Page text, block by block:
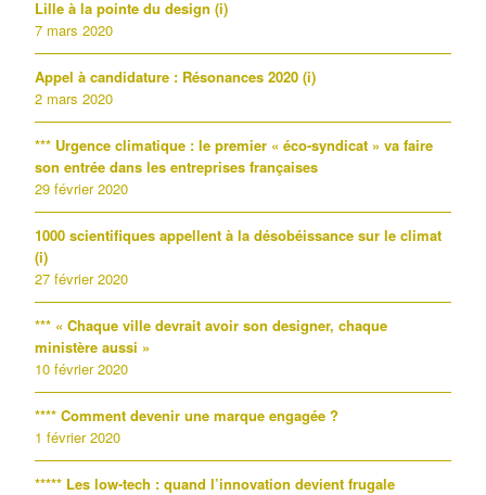
Lille à la pointe du design (i)
7 mars 2020
Appel à candidature : Résonances 2020 (i)
2 mars 2020
*** Urgence climatique : le premier « éco-syndicat » va faire
son entrée dans les entreprises françaises
29 février 2020
1000 scientifiques appellent à la désobéissance sur le climat
(i)
27 février 2020
*** « Chaque ville devrait avoir son designer, chaque
ministère aussi »
10 février 2020
**** Comment devenir une marque engagée ?
1 février 2020
***** Les low-tech : quand l’innovation devient frugale